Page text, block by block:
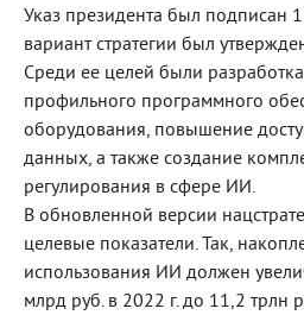
Указ президента был подписан
вариант стратегии был
Среди ее целей были
профильного программного
оборудования, повышение
данных, а также создание
регулирования в сфере ИИ.
В обновленной версии
целевые показатели. Так,
использования ИИ должен
млрд руб. в 2022 г. до 11,2 трлн